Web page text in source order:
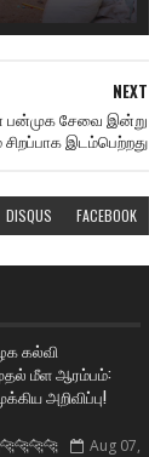
NEXT
பன்முக சேவை இன்று
இடம்பெற்றது
DISQUS FACEBOOK
கல்வி
மீள ஆரம்பம்:
அறிவிப்பு!
Aug 07,